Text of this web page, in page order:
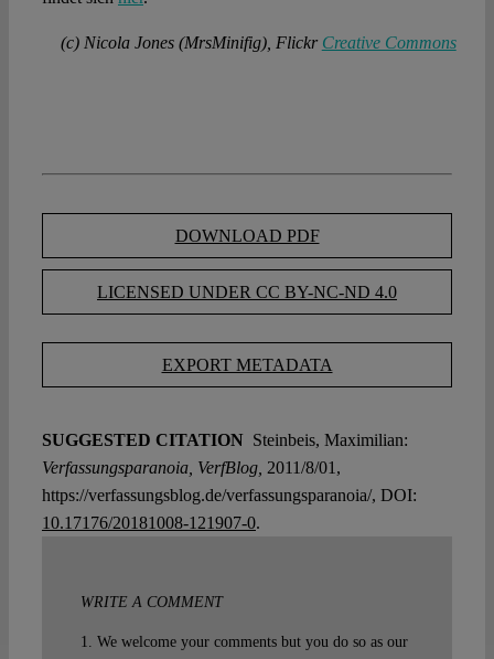
(c) Nicola Jones (MrsMinifig), Flickr Creative Commons
DOWNLOAD PDF
LICENSED UNDER CC BY-NC-ND 4.0
EXPORT METADATA
SUGGESTED CITATION Steinbeis, Maximilian:
Verfassungsparanoia, VerfBlog, 2011/8/01,
https://verfassungsblog.de/verfassungsparanoia/, DOI:
10.17176/20181008-121907-0.
WRITE A COMMENT
1. We welcome your comments but you do so as our